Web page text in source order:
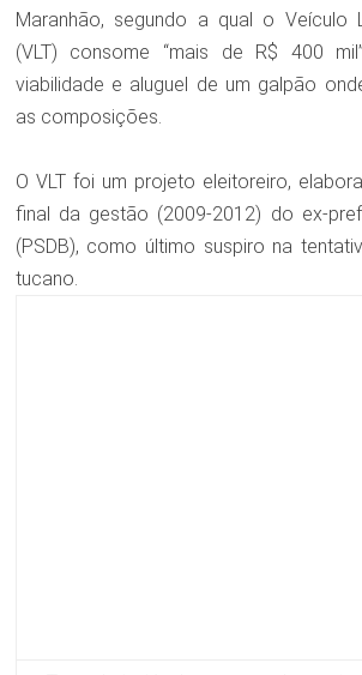
Maranhão, segundo a qual o Veículo
(VLT) consome “mais de R$ 400
viabilidade e aluguel de um galpão
as composições.
O VLT foi um projeto eleitoreiro,
final da gestão (2009-2012) do ex-
(PSDB), como último suspiro na
tucano.